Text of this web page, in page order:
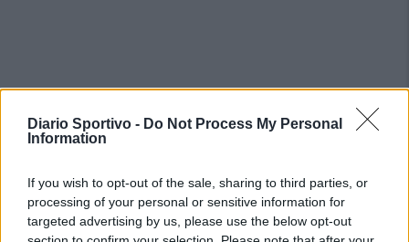
Diario Sportivo - Do Not Process My Personal
Information
If you wish to opt-out of the sale, sharing to third parties, or
processing of your personal or sensitive information for
targeted advertising by us, please use the below opt-out